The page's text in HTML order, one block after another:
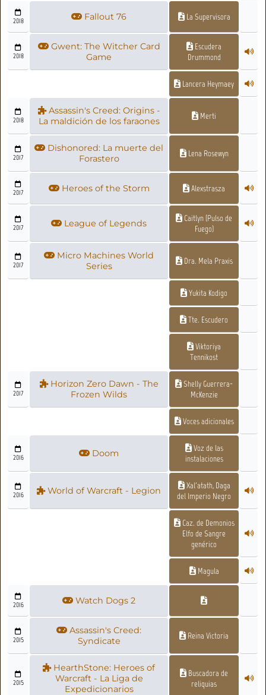
2018 Fallout 76 La Supervisora
2018
Gwent: The Witcher Card
Game
Escudera
Drummond
Lancera Heymaey
2018
Assassin's Creed: Origins -
La maldición de los faraones
Merti
2017
Dishonored: La muerte del
Forastero
Lena Rosewyn
2017 Heroes of the Storm Alexstrasza
2017 League of Legends
Caitlyn (Pulso de
Fuego)
2017
Micro Machines World
Series
Dra. Mela Praxis
Yukita Kodigo
Tte. Escudero
Viktoriya
Tennikost
2017
Horizon Zero Dawn - The
Frozen Wilds
Shelly Guerrera-
McKenzie
Voces adicionales
2016 Doom
Voz de las
instalaciones
2016 World of Warcraft - Legion
Xal'atath, Daga
del Imperio Negro
Caz. de Demonios
Elfo de Sangre
genérico
Magula
2016 Watch Dogs 2
2015
Assassin's Creed:
Syndicate
Reina Victoria
2015
HearthStone: Heroes of
Warcraft - La Liga de
Expedicionarios
Buscadora de
reliquias